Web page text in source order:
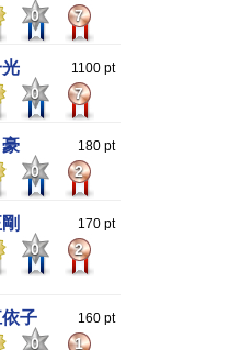
0 7
1100 pt
0 7
180 pt
0 2
170 pt
0 2
子 160 pt
0 1